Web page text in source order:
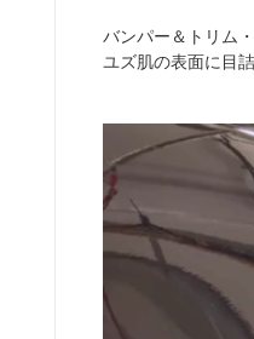
バンパー＆トリム
ユズ肌の表面に目